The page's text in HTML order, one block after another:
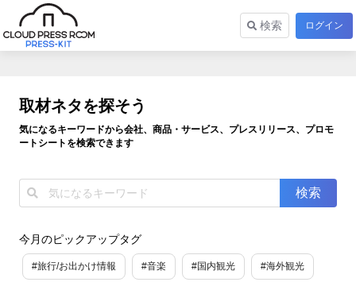
検索 ログイン
取材ネタを探そう
気になるキーワードから会社、商品・サービス、プレスリリース、プロモ
ートシートを検索できます
今月のピックアップタグ
#旅行/お出かけ情報 #音楽 #国内観光 #海外観光